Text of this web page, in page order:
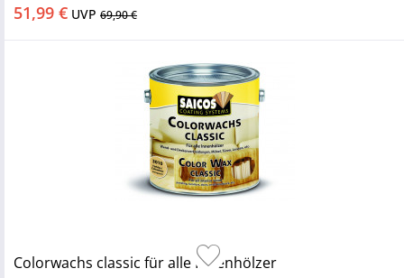
51,99 € UVP 69,90 €
Colorwachs classic für alle Innenhölzer